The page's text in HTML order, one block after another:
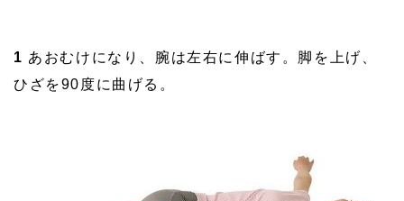
1 あおむけになり、腕は左右に伸ばす。脚を上げ、
ひざを90度に曲げる。